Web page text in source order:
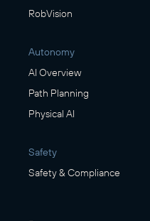
RobVision
Autonomy
AI Overview
Path Planning
Physical AI
Safety
Safety & Compliance